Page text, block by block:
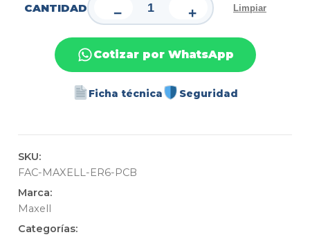
CANTIDAD − + Limpiar
Cotizar por WhatsApp
Ficha técnica Seguridad
SKU:
FAC-MAXELL-ER6-PCB
Marca:
Maxell
Categorías: